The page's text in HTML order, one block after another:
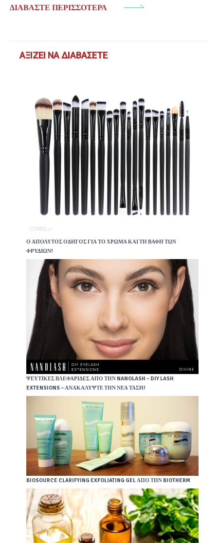
ΔΙΑΒΆΣΤΕ ΠΕΡΙΣΣΌΤΕΡΑ
ΑΞΊΖΕΙ ΝΑ ΔΙΑΒΆΣΕΤΕ
Ο ΑΠΌΛΥΤΟΣ ΟΔΗΓΌΣ ΓΙΑ ΤΟ ΧΡΏΜΑ ΚΑΙ ΤΗ ΒΑΦΉ ΤΩΝ
ΦΡΥΔΙΏΝ!
ΨΕΎΤΙΚΕΣ ΒΛΕΦΑΡΊΔΕΣ ΑΠΌ ΤΗΝ NANOLASH – DIY LASH
EXTENSIONS – ΑΝΑΚΑΛΎΨΤΕ ΤΗΝ ΝΈΑ ΤΆΣΗ!
BIOSOURCE CLARIFYING EXFOLIATING GEL ΑΠΌ ΤΗΝ BIOTHERM